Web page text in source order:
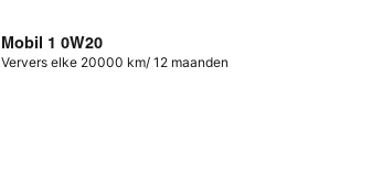
Mobil 1 0W20
Ververs elke 20000 km/ 12 maanden